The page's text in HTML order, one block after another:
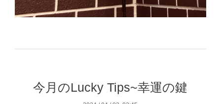
今月のLucky Tips~幸運の鍵